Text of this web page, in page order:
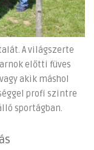
A világszerte
előtti füves
akik máshol
profi szintre
sportágban.